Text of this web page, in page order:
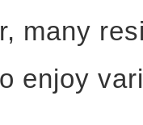
many
enjoy